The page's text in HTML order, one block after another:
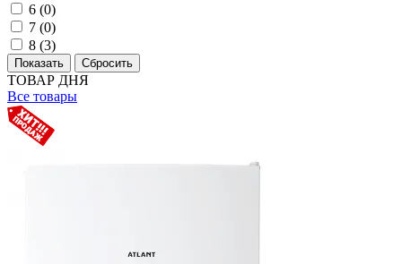
6 (0)
7 (0)
8 (3)
ТОВАР ДНЯ
Все товары